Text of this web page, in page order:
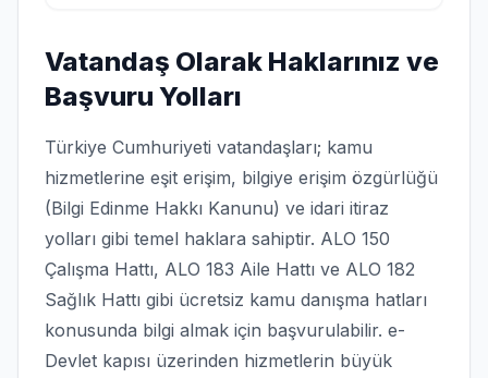
Vatandaş Olarak Haklarınız ve
Başvuru Yolları
Türkiye Cumhuriyeti vatandaşları; kamu
hizmetlerine eşit erişim, bilgiye erişim özgürlüğü
(Bilgi Edinme Hakkı Kanunu) ve idari itiraz
yolları gibi temel haklara sahiptir. ALO 150
Çalışma Hattı, ALO 183 Aile Hattı ve ALO 182
Sağlık Hattı gibi ücretsiz kamu danışma hatları
konusunda bilgi almak için başvurulabilir. e-
Devlet kapısı üzerinden hizmetlerin büyük